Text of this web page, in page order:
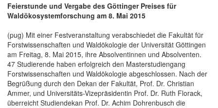
Feierstunde und Vergabe des Göttinger Preises für
Waldökosystemforschung am 8. Mai 2015
(pug) Mit einer Festveranstaltung verabschiedet die Fakultät für
Forstwissenschaften und Waldökologie der Universität Göttingen
am Freitag, 8. Mai 2015, ihre Absolventinnen und Absolventen.
47 Studierende haben erfolgreich den Masterstudiengang
Forstwissenschaften und Waldökologie abgeschlossen. Nach der
Begrüßung durch den Dekan der Fakultät, Prof. Dr. Christian
Ammer, und Universitäts-Vizepräsidentin Prof. Dr. Ruth Florack,
überreicht Studiendekan Prof. Dr. Achim Dohrenbusch die